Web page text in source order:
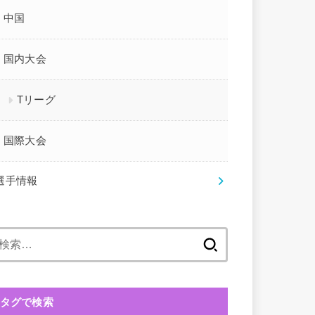
中国
国内大会
Tリーグ
国際大会
手情報
タグで検索